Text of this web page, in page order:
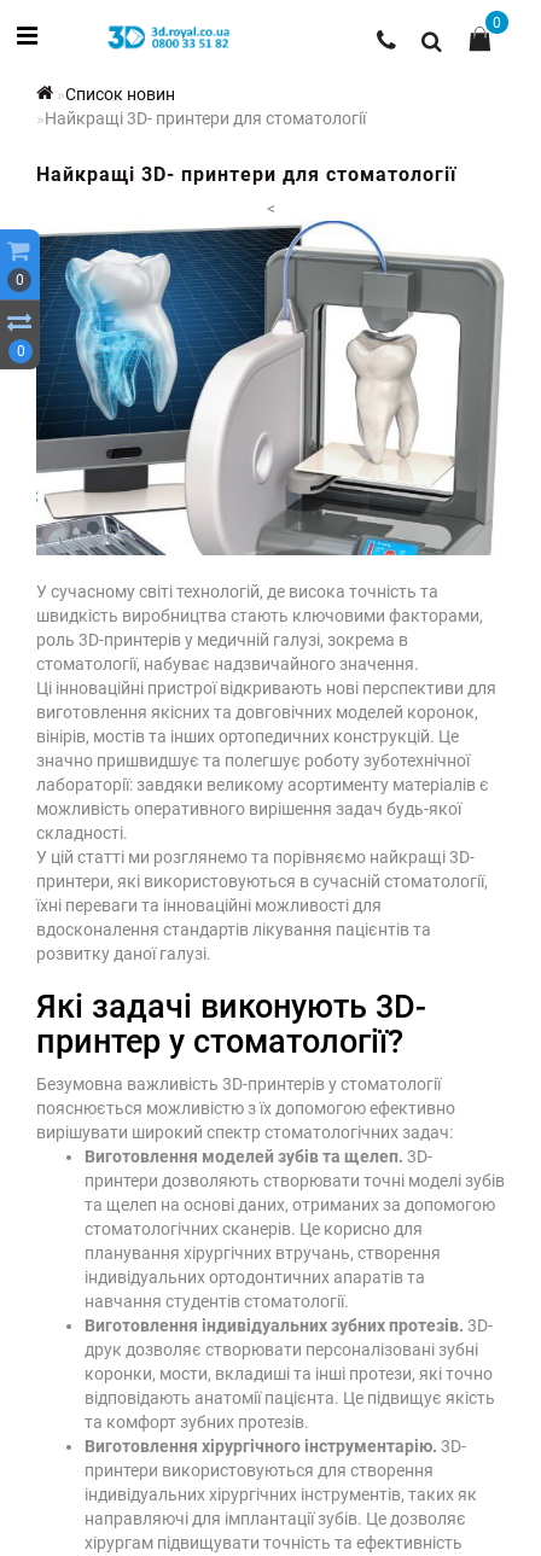
0
0
0
Список новин
Найкращі 3D- принтери для стоматології
Найкращі 3D- принтери для стоматології
<
У сучасному світі технологій, де висока точність та
швидкість виробництва стають ключовими факторами,
роль 3D-принтерів у медичній галузі, зокрема в
стоматології, набуває надзвичайного значення.
Ці інноваційні пристрої відкривають нові перспективи для
виготовлення якісних та довговічних моделей коронок,
вінірів, мостів та інших ортопедичних конструкцій. Це
значно пришвидшує та полегшує роботу зуботехнічної
лабораторії: завдяки великому асортименту матеріалів є
можливість оперативного вирішення задач будь-якої
складності.
У цій статті ми розглянемо та порівняємо найкращі 3D-
принтери, які використовуються в сучасній стоматології,
їхні переваги та інноваційні можливості для
вдосконалення стандартів лікування пацієнтів та
розвитку даної галузі.
Які задачі виконують 3D-
принтер у стоматології?
Безумовна важливість 3D-принтерів у стоматології
пояснюється можливістю з їх допомогою ефективно
вирішувати широкий спектр стоматологічних задач:
Виготовлення моделей зубів та щелеп. 3D-
принтери дозволяють створювати точні моделі зубів
та щелеп на основі даних, отриманих за допомогою
стоматологічних сканерів. Це корисно для
планування хірургічних втручань, створення
індивідуальних ортодонтичних апаратів та
навчання студентів стоматології.
Виготовлення індивідуальних зубних протезів. 3D-
друк дозволяє створювати персоналізовані зубні
коронки, мости, вкладиші та інші протези, які точно
відповідають анатомії пацієнта. Це підвищує якість
та комфорт зубних протезів.
Виготовлення хірургічного інструментарію. 3D-
принтери використовуються для створення
індивідуальних хірургічних інструментів, таких як
направляючі для імплантації зубів. Це дозволяє
хірургам підвищувати точність та ефективність